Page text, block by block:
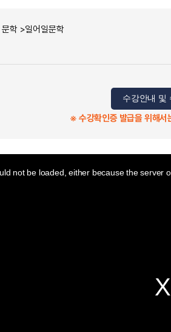
학 >일어일문학
수강안내 및
※ 수강확인증 발급을 위해서
not be loaded, either because the server